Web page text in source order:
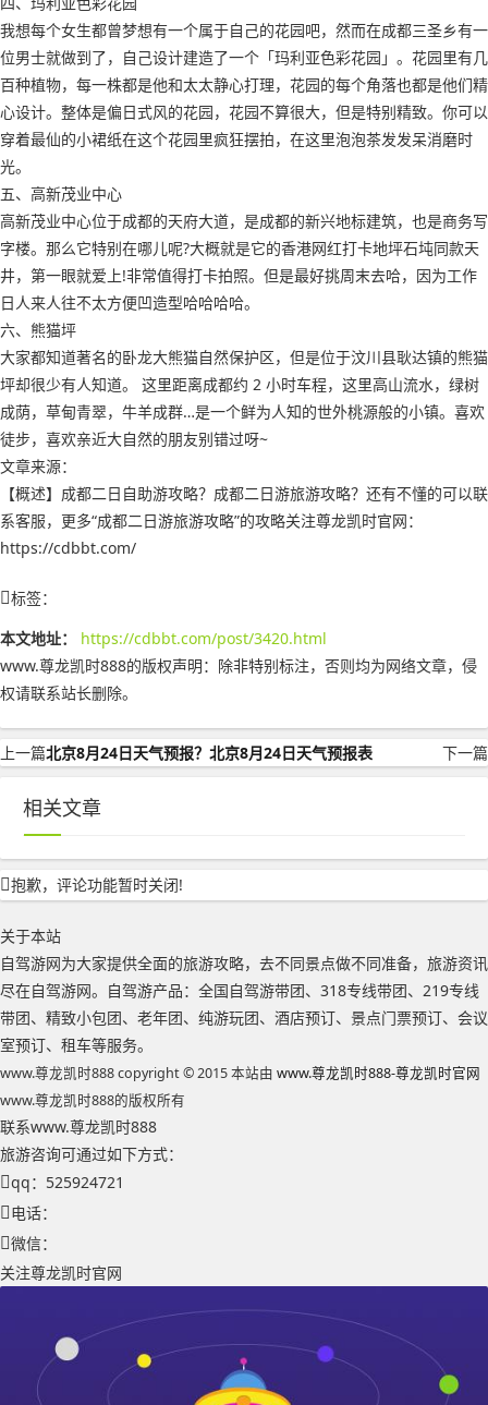
我想每个女生都曾梦想有一个属于自己的花园吧，然而在成都三圣乡有一
位男士就做到了，自己设计建造了一个「玛利亚色彩花园」。花园里有几
百种植物，每一株都是他和太太静心打理，花园的每个角落也都是他们精
心设计。整体是偏日式风的花园，花园不算很大，但是特别精致。你可以
穿着最仙的小裙纸在这个花园里疯狂摆拍，在这里泡泡茶发发呆消磨时
光。
五、高新茂业中心
高新茂业中心位于成都的天府大道，是成都的新兴地标建筑，也是商务写
字楼。那么它特别在哪儿呢?大概就是它的香港网红打卡地坪石坉同款天
井，第一眼就爱上!非常值得打卡拍照。但是最好挑周末去哈，因为工作
日人来人往不太方便凹造型哈哈哈哈。
六、熊猫坪
大家都知道著名的卧龙大熊猫自然保护区，但是位于汶川县耿达镇的熊猫
坪却很少有人知道。 这里距离成都约 2 小时车程，这里高山流水，绿树
成荫，草甸青翠，牛羊成群…是一个鲜为人知的世外桃源般的小镇。喜欢
徒步，喜欢亲近大自然的朋友别错过呀~
文章来源：
【概述】成都二日自助游攻略？成都二日游旅游攻略？还有不懂的可以联
系客服，更多“成都二日游旅游攻略”的攻略关注尊龙凯时官网：
https://cdbbt.com/
标签：
本文地址：
https://cdbbt.com/post/3420.html
www.尊龙凯时888的版权声明： 除非特别标注，否则均为网络文章，侵
权请联系站长删除。
上一篇北京8月24日天气预报？北京8月24日天气预报表 下一篇
相关文章
抱歉，评论功能暂时关闭!
关于本站
自驾游网为大家提供全面的旅游攻略，去不同景点做不同准备，旅游资讯
尽在自驾游网。自驾游产品：全国自驾游带团、318专线带团、219专线
带团、精致小包团、老年团、纯游玩团、酒店预订、景点门票预订、会议
室预订、租车等服务。
www.尊龙凯时888 copyright © 2015 本站由 www.尊龙凯时888-尊龙凯时官网
www.尊龙凯时888的版权所有
联系www.尊龙凯时888
旅游咨询可通过如下方式：
qq：525924721
电话：
微信：
关注尊龙凯时官网